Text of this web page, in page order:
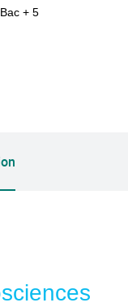
Bac + 5